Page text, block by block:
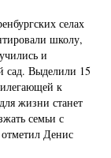
селах
школу,
и
сад. Выделили 15
к
жизни станет
семьи с
Денис